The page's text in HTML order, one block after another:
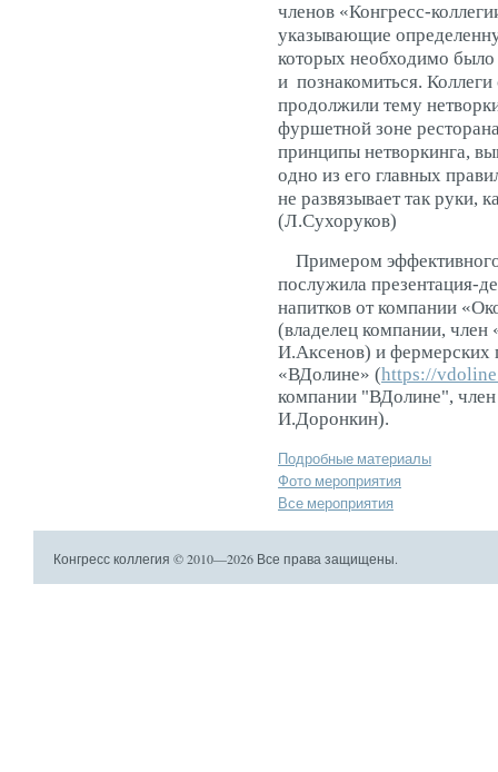
членов «Конгресс-
указывающие
которых необходимо
и познакомиться.
продолжили тему
фуршетной зоне
принципы нетворкинга,
одно из его главных
не развязывает так руки,
(Л.Сухоруков)
Примером
послужила презентация-
напитков от компании
(владелец компании, член
И.Аксенов) и фермерских
«ВДолине» (https://
компании "ВДолине",
И.Доронкин).
Подробные материалы
Фото мероприятия
Все мероприятия
Конгресс коллегия © 2010—2026 Все права защищены.